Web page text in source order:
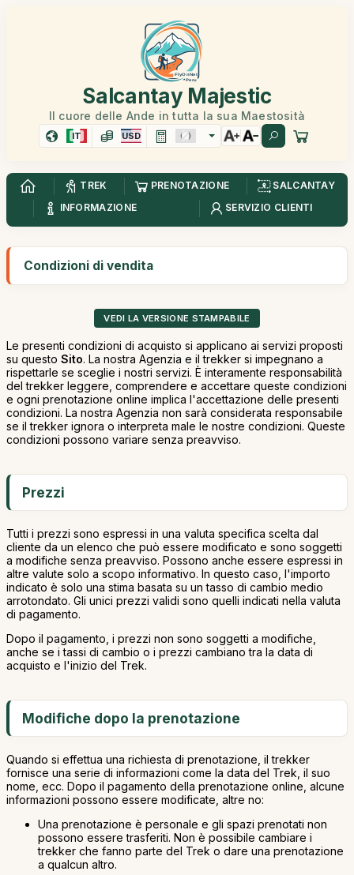
Salcantay Majestic
Il cuore delle Ande in tutta la sua Maestosità
IT USD
TREK PRENOTAZIONE
SALCANTAY
INFORMAZIONE
SERVIZIO CLIENTI
Condizioni di vendita
VEDI LA VERSIONE STAMPABILE
Le presenti condizioni di acquisto si applicano ai servizi proposti
su questo Sito. La nostra Agenzia e il trekker si impegnano a
rispettarle se sceglie i nostri servizi. È interamente responsabilità
del trekker leggere, comprendere e accettare queste condizioni
e ogni prenotazione online implica l'accettazione delle presenti
condizioni. La nostra Agenzia non sarà considerata responsabile
se il trekker ignora o interpreta male le nostre condizioni. Queste
condizioni possono variare senza preavviso.
Prezzi
Tutti i prezzi sono espressi in una valuta specifica scelta dal
cliente da un elenco che può essere modificato e sono soggetti
a modifiche senza preavviso. Possono anche essere espressi in
altre valute solo a scopo informativo. In questo caso, l'importo
indicato è solo una stima basata su un tasso di cambio medio
arrotondato. Gli unici prezzi validi sono quelli indicati nella valuta
di pagamento.
Dopo il pagamento, i prezzi non sono soggetti a modifiche,
anche se i tassi di cambio o i prezzi cambiano tra la data di
acquisto e l'inizio del Trek.
Modifiche dopo la prenotazione
Quando si effettua una richiesta di prenotazione, il trekker
fornisce una serie di informazioni come la data del Trek, il suo
nome, ecc. Dopo il pagamento della prenotazione online, alcune
informazioni possono essere modificate, altre no:
Una prenotazione è personale e gli spazi prenotati non
possono essere trasferiti. Non è possibile cambiare i
trekker che fanno parte del Trek o dare una prenotazione
a qualcun altro.